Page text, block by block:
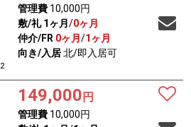
2
管理費10,000円
敷/礼 1ヶ月 /0ヶ月
仲介/FR 0ヶ月 /1ヶ月
向き/入居北/即入居可
149,000 円
管理費10,000円